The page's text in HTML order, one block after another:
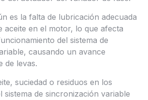
es la falta de lubricación adecuada
aceite en el motor, lo que afecta
del sistema de
causando un avance
de levas.
suciedad o residuos en los
sistema de sincronización variable